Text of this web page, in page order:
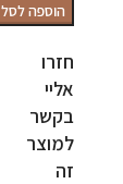
הוספה לסל
חזרו
אליי
בקשר
למוצר
זה